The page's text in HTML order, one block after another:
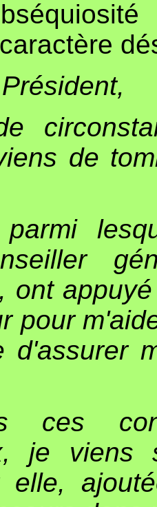
de
ont
pour
d'assurer
ces
je
elle,